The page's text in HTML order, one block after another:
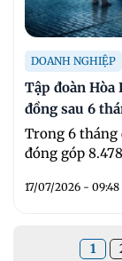
DOANH NGHIỆP
Tập đoàn Hòa
đồng sau 6
Trong 6 tháng
đóng góp
17/07/2026 - 09:48
1